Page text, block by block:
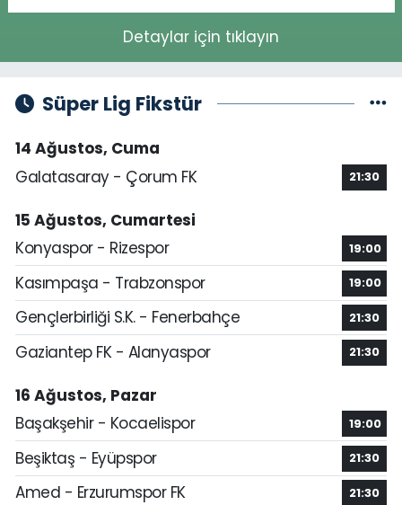
Detaylar için tıklayın
Süper Lig Fikstür
14 Ağustos, Cuma
Galatasaray - Çorum FK
21:30
15 Ağustos, Cumartesi
Konyaspor - Rizespor
19:00
Kasımpaşa - Trabzonspor 19:00
Gençlerbirliği S.K. - Fenerbahçe 21:30
Gaziantep FK - Alanyaspor 21:30
16 Ağustos, Pazar
Başakşehir - Kocaelispor
19:00
Beşiktaş - Eyüpspor 21:30
Amed - Erzurumspor FK 21:30